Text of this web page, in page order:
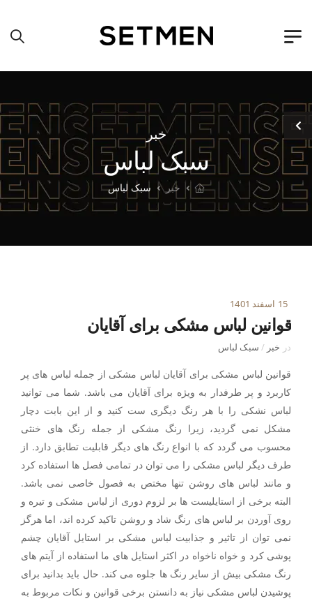
خبر
سبک لباس
خبر سبک لباس
15 اسفند 1401
قوانین لباس مشکی برای آقایان
در خبر / سبک لباس
قوانین لباس مشکی برای آقایان لباس مشکی از جمله لباس های ‌پر
کاربرد و ‌پر طرفدار به ویژه برای آقایان می باشد. شما می توانید
لباس نشکی را با هر رنگ دیگری ست کنید و از این بابت دچار
مشکل نمی گردید، زیرا رنگ مشکی از جمله رنگ های خنثی
محسوب می گردد که با انواع رنگ های دیگر قابلیت تطابق دارد. از
طرف دیگر لباس مشکی را می توان در تمامی فصل ها استفاده کرد
و مانند لباس های روشن تنها مختص به فصول خاصی نمی باشد.
البته برخی از استایلیست ها بر لزوم دوری از لباس مشکی و تیره و
روی آوردن بر لباس های رنگ شاد و روشن تاکید کرده اند، اما هرگز
نمی توان از تاثیر و جذابیت لباس مشکی بر استایل آقایان چشم
پوشی کرد و خواه ناخواه در اکثر استایل های ما استفاده از آیتم های
رنگ مشکی بیش از سایر رنگ ها جلوه می کند. حال باید بدانید برای
پوشیدن لباس مشکی نیاز به دانستن برخی قوانین و نکات مربوط به